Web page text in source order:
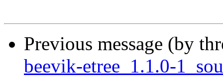
Previous message (by
beevik-etree_1.1.0-